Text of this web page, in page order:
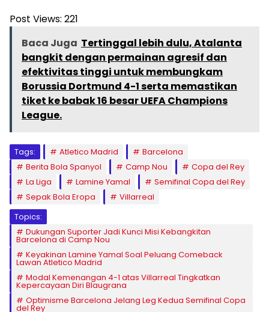
Post Views: 221
Baca Juga Tertinggal lebih dulu, Atalanta
bangkit dengan permainan agresif dan
efektivitas tinggi untuk membungkam
Borussia Dortmund 4-1 serta memastikan
tiket ke babak 16 besar UEFA Champions
League.
Tags: Atletico Madrid
Barcelona
Berita Bola Spanyol
Camp Nou
Copa del Rey
La Liga
Lamine Yamal
Semifinal Copa del Rey
Sepak Bola Eropa
Villarreal
Topics:
Dukungan Suporter Jadi Kunci Misi Kebangkitan
Barcelona di Camp Nou
Keyakinan Lamine Yamal Soal Peluang Comeback
Lawan Atletico Madrid
Modal Kemenangan 4-1 atas Villarreal Tingkatkan
Kepercayaan Diri Blaugrana
Optimisme Barcelona Jelang Leg Kedua Semifinal Copa
del Rey